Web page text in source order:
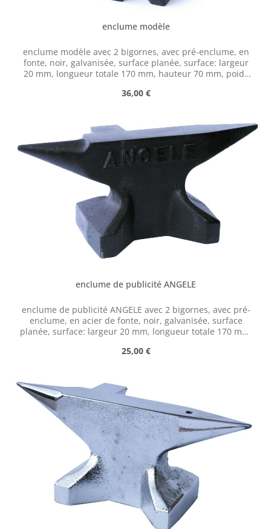
enclume modèle
enclume modèle avec 2 bigornes, avec pré-enclume, en
fonte, noir, galvanisée, surface planée, surface: largeur
20 mm, longueur totale 170 mm, hauteur 70 mm, poids
décoration (enclume n'est pas durcie).
Prix régulier :
36,00 €
enclume de publicité ANGELE
enclume de publicité ANGELE avec 2 bigornes, avec pré-
enclume, en acier de fonte, noir, galvanisée, surface
planée, surface: largeur 20 mm, longueur totale 170 mm,
grise, comme objet de décoration (enclume n'est pas
Prix régulier :
25,00 €